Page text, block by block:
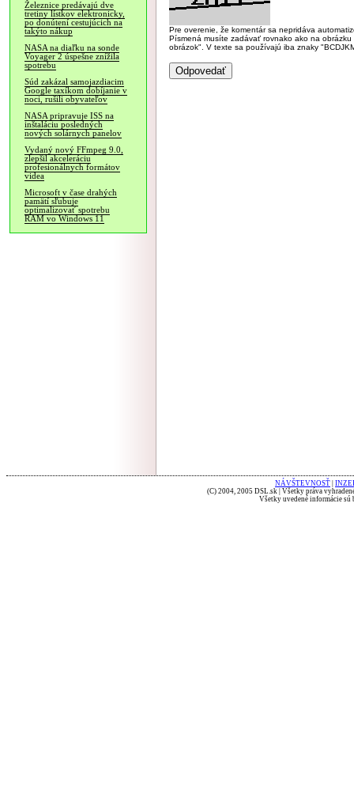
Železnice predávajú dve
tretiny lístkov elektronicky,
po donútení cestujúcich na
takýto nákup
NASA na diaľku na sonde
Voyager 2 úspešne znížila
spotrebu
Súd zakázal samojazdiacim
Google taxíkom dobíjanie v
noci, rušili obyvateľov
NASA pripravuje ISS na
inštaláciu posledných
nových solárnych panelov
Vydaný nový FFmpeg 9.0,
zlepšil akceleráciu
profesionálnych formátov
videa
Microsoft v čase drahých
pamätí sľubuje
optimalizovať spotrebu
RAM vo Windows 11
Pre overenie, že komentár sa nepridáva
Písmená musíte zadávať rovnako ako na
obrázok". V texte sa používajú iba znaky
NÁVŠTEVNOSŤ
(C) 2004, 2005 DSL.sk | Všetky práva
Všetky uvedené informácie sú